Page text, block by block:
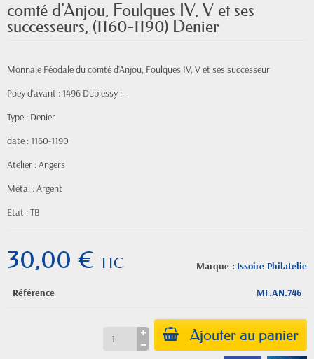
comté d'Anjou, Foulques IV, V et ses
successeurs, (1160-1190) Denier
Monnaie Féodale du comté d'Anjou, Foulques IV, V et ses successeur
Poey d'avant : 1496 Duplessy : -
Type : Denier
date : 1160-1190
Atelier : Angers
Métal : Argent
Etat : TB
Marque : Issoire Philatelie
30,00 € TTC
Référence MF.AN.746
Ajouter au panier